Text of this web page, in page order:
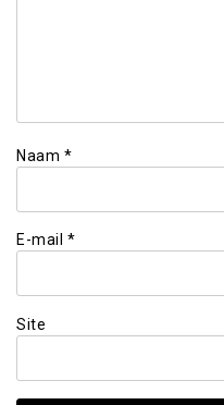
Naam *
E-mail *
Site